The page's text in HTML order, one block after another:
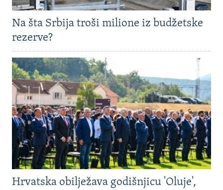
Na šta Srbija troši milione iz budžetske
rezerve?
Hrvatska obilježava godišnjicu 'Oluje',